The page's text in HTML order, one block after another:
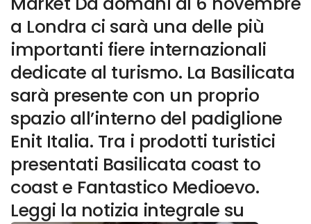
a Londra ci sarà una delle più
importanti fiere internazionali
dedicate al turismo. La Basilicata
sarà presente con un proprio
spazio all’interno del padiglione
Enit Italia. Tra i prodotti turistici
presentati Basilicata coast to
coast e Fantastico Medioevo.
Leggi la notizia integrale su